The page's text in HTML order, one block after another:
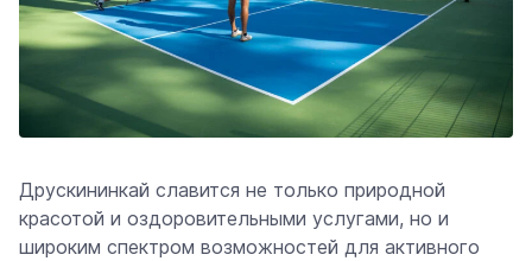
Друскининкай славится не только природной
красотой и оздоровительными услугами, но и
широким спектром возможностей для активного